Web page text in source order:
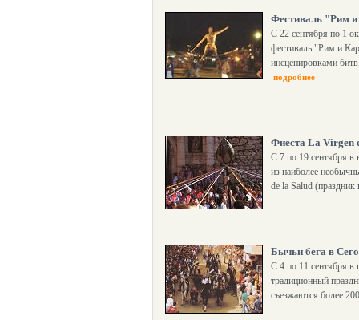
Фестиваль "Рим
С 22 сентября по 1
фестиваль "Рим и
инсценировками
подробнее
Фиеста La Virgen
С 7 по 19 сентября в
из наиболее
de la Salud
Бычьи бега в
С 4 по 11 сентября в
традиционный
съезжаются более